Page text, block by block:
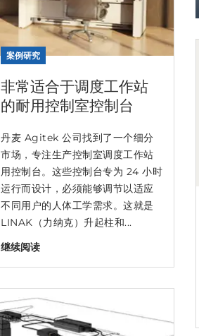
案例研究
非常适合于调度工作站
的耐用控制室控制台
丹麦 Agitek 公司找到了一个细分
市场，专注生产控制室调度工作站
用控制台。这些控制台专为 24 小时
运行而设计，必须能够调节以适应
不同用户的人体工学需求。这就是
LINAK（力纳克）升起柱和...
继续阅读